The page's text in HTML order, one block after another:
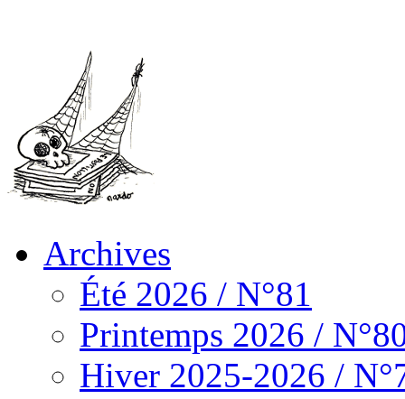
Archives
Été 2026 / N°81
Printemps 2026 /
Hiver 2025-2026 /